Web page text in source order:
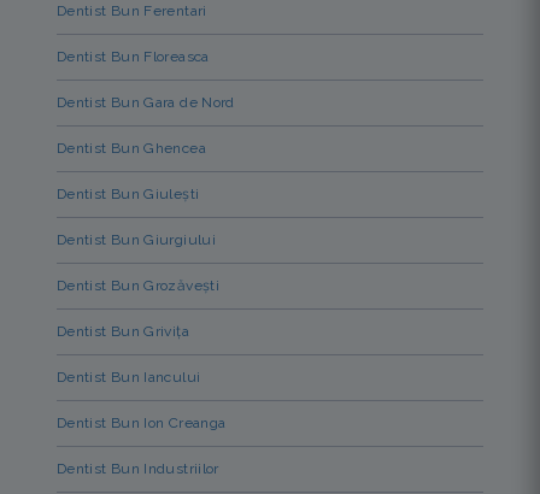
Dentist Bun Ferentari
Dentist Bun Floreasca
Dentist Bun Gara de Nord
Dentist Bun Ghencea
Dentist Bun Giulești
Dentist Bun Giurgiului
Dentist Bun Grozăvești
Dentist Bun Grivița
Dentist Bun Iancului
Dentist Bun Ion Creanga
Dentist Bun Industriilor